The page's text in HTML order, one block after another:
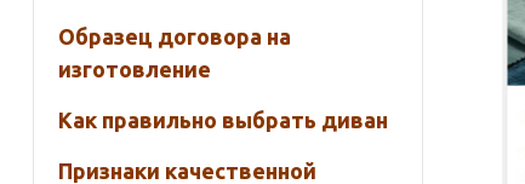
Образец договора на
изготовление
Как правильно выбрать диван
Признаки качественной